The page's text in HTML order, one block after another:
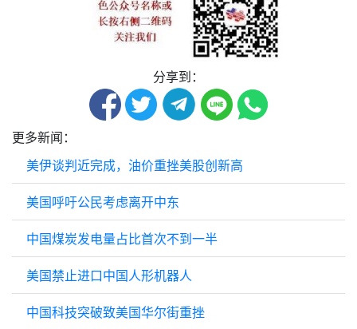
分享到：
更多新闻：
美伊谈判近完成，油价重挫美股创新高
美国呼吁公民考虑离开中东
中国煤炭发电量占比首次不到一半
美国禁止进口中国人形机器人
中国科技突破致美国华尔街重挫